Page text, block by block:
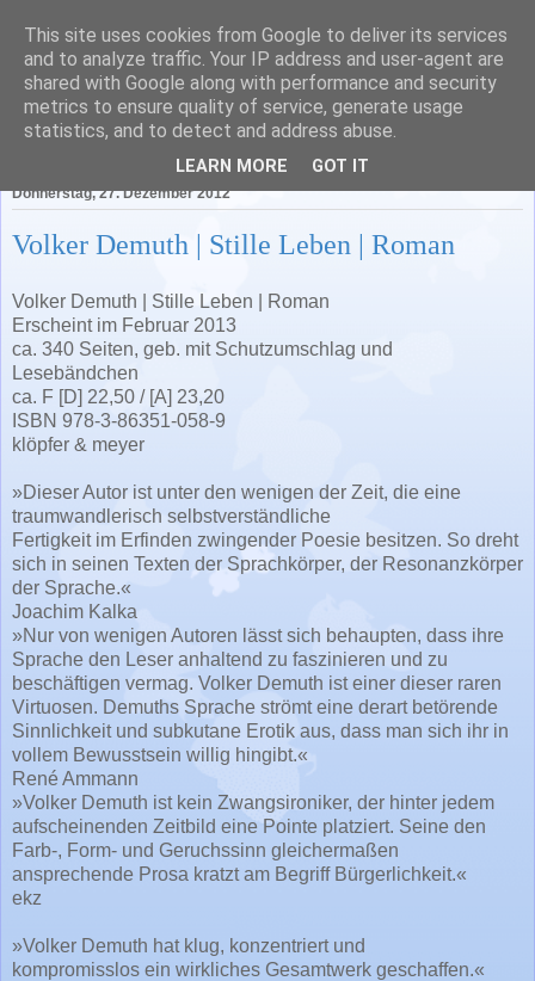
Literatur in Baden-
Württemberg
Donnerstag, 27. Dezember 2012
Volker Demuth | Stille Leben | Roman
Volker Demuth | Stille Leben | Roman
Erscheint im Februar 2013
ca. 340 Seiten, geb. mit Schutzumschlag und
Lesebändchen
ca. F [D] 22,50 / [A] 23,20
ISBN 978-3-86351-058-9
klöpfer & meyer
»Dieser Autor ist unter den wenigen der Zeit, die eine
traumwandlerisch selbstverständliche
Fertigkeit im Erfinden zwingender Poesie besitzen. So dreht
sich in seinen Texten der Sprachkörper, der Resonanzkörper
der Sprache.«
Joachim Kalka
»Nur von wenigen Autoren lässt sich behaupten, dass ihre
Sprache den Leser anhaltend zu faszinieren und zu
beschäftigen vermag. Volker Demuth ist einer dieser raren
Virtuosen. Demuths Sprache strömt eine derart betörende
Sinnlichkeit und subkutane Erotik aus, dass man sich ihr in
vollem Bewusstsein willig hingibt.«
René Ammann
»Volker Demuth ist kein Zwangsironiker, der hinter jedem
aufscheinenden Zeitbild eine Pointe platziert. Seine den
Farb-, Form- und Geruchssinn gleichermaßen
ansprechende Prosa kratzt am Begriff Bürgerlichkeit.«
ekz
»Volker Demuth hat klug, konzentriert und
kompromisslos ein wirkliches Gesamtwerk geschaffen.«
This site uses cookies from Google to deliver its services
and to analyze traffic. Your IP address and user-agent are
shared with Google along with performance and security
metrics to ensure quality of service, generate usage
statistics, and to detect and address abuse.
LEARN MORE GOT IT